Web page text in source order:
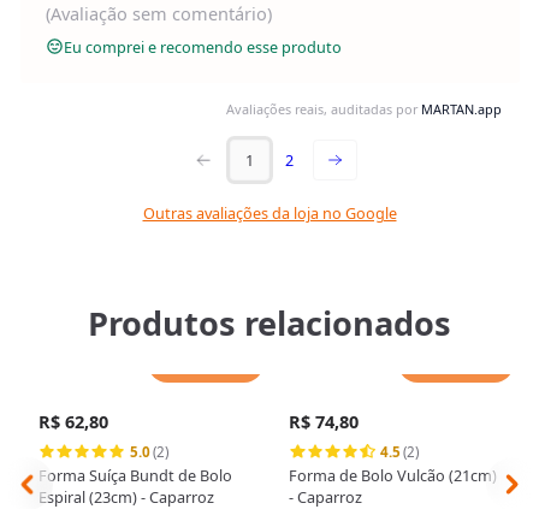
(Avaliação sem comentário)
Eu comprei e recomendo esse produto
Avaliações reais, auditadas por MARTAN.app
1 2
Outras avaliações da loja no Google
Produtos relacionados
R$ 62,80
5.0(2)
Forma Suíça Bundt de Bolo
Espiral (23cm) - Caparroz
R$ 74,80
4.5 (2)
Forma de Bolo Vulcão (21cm)
- Caparroz